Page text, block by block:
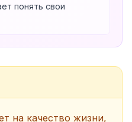
понять свои
на качество жизни,